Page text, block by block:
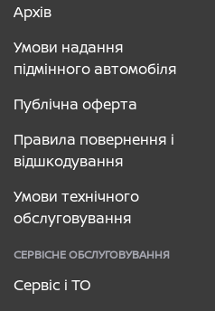
Архів
Умови надання
підмінного автомобіля
Публічна оферта
Правила повернення і
відшкодування
Умови технічного
обслуговування
СЕРВІСНЕ ОБСЛУГОВУВАННЯ
Сервіс і ТО